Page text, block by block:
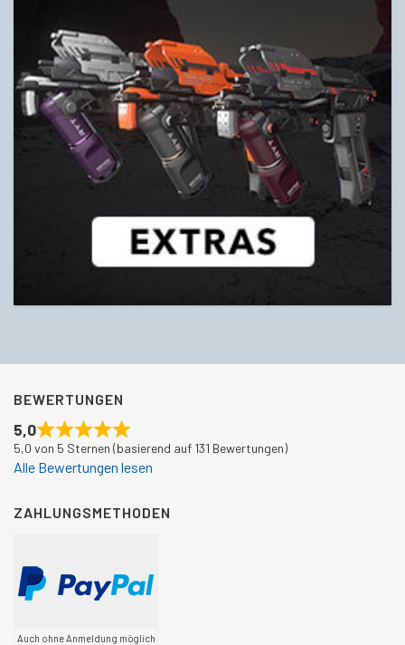
BEWERTUNGEN
5,0
5,0 von 5 Sternen (basierend auf 131 Bewertungen)
Alle Bewertungen lesen
ZAHLUNGSMETHODEN
Auch ohne Anmeldung möglich